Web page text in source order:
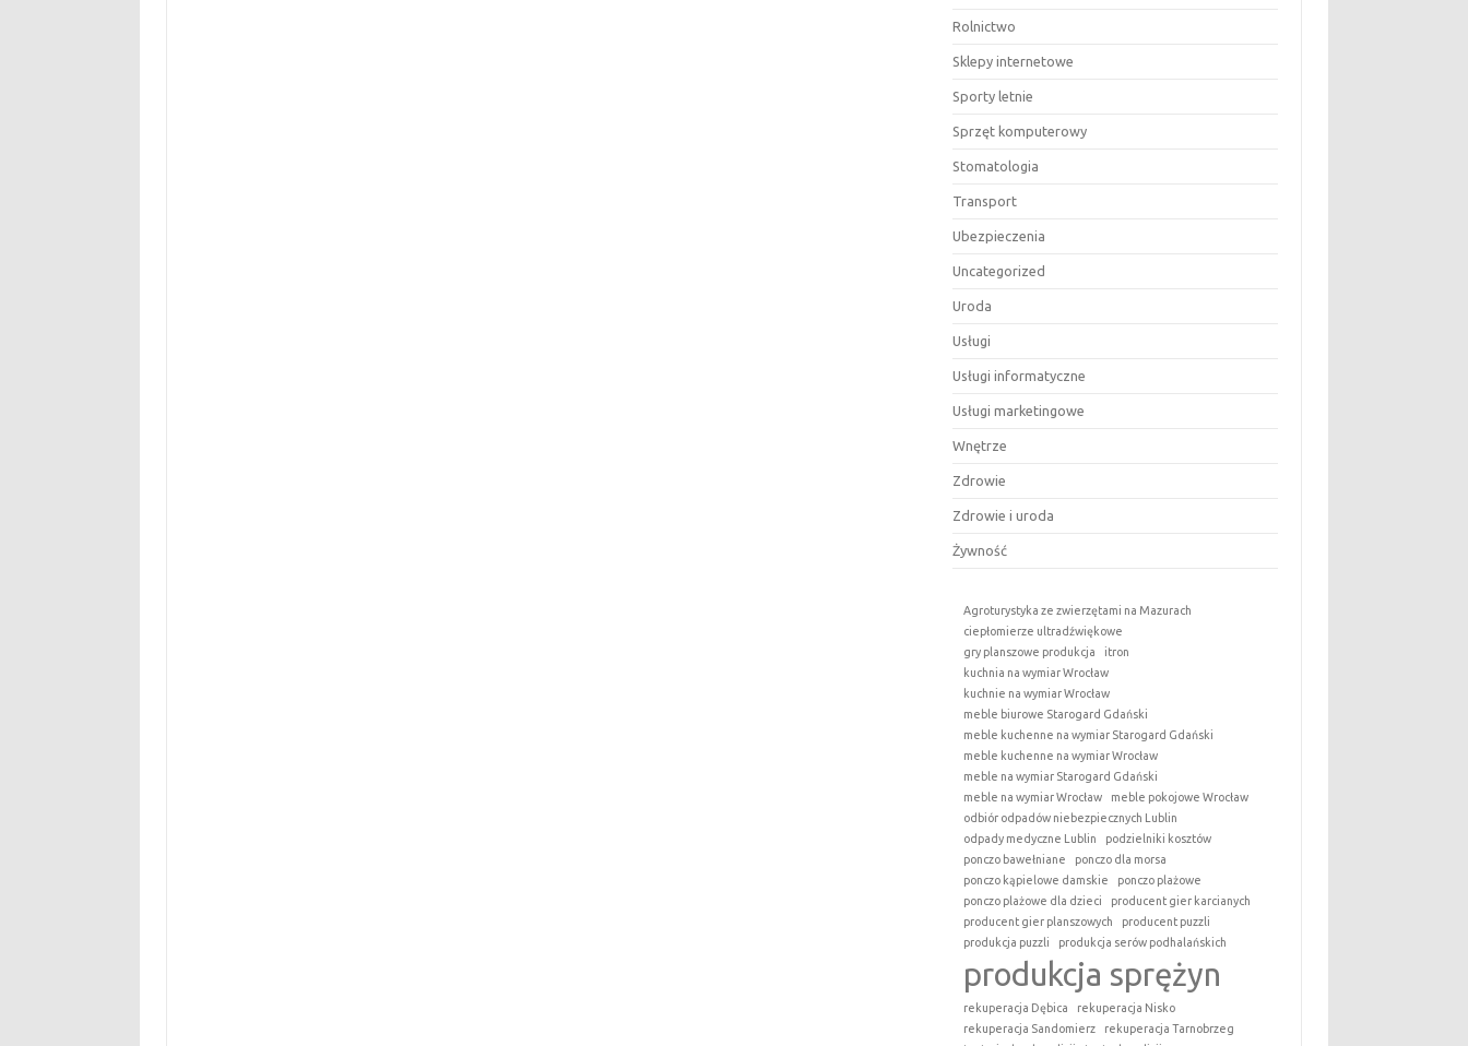
Rolnictwo
Sklepy internetowe
Sporty letnie
Sprzęt komputerowy
Stomatologia
Transport
Ubezpieczenia
Uncategorized
Uroda
Usługi
Usługi informatyczne
Usługi marketingowe
Wnętrze
Zdrowie
Zdrowie i uroda
Żywność
Agroturystyka ze zwierzętami na Mazurach
ciepłomierze ultradźwiękowe
gry planszowe produkcja
itron
kuchnia na wymiar Wrocław
kuchnie na wymiar Wrocław
meble biurowe Starogard Gdański
meble kuchenne na wymiar Starogard Gdański
meble kuchenne na wymiar Wrocław
meble na wymiar Starogard Gdański
meble na wymiar Wrocław
meble pokojowe Wrocław
odbiór odpadów niebezpiecznych Lublin
odpady medyczne Lublin
podzielniki kosztów
ponczo bawełniane
ponczo dla morsa
ponczo kąpielowe damskie
ponczo plażowe
ponczo plażowe dla dzieci
producent gier karcianych
producent gier planszowych
producent puzzli
produkcja puzzli
produkcja serów podhalańskich
produkcja sprężyn
rekuperacja Dębica
rekuperacja Nisko
rekuperacja Sandomierz
rekuperacja Tarnobrzeg